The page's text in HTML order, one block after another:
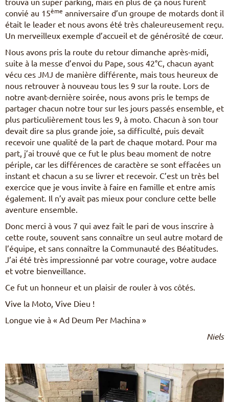
convié au 15ème anniversaire d’un groupe de motards dont il
était le leader et nous avons été très chaleureusement reçu.
Un merveilleux exemple d’accueil et de générosité de cœur.
Nous avons pris la route du retour dimanche après-midi,
suite à la messe d’envoi du Pape, sous 42°C, chacun ayant
vécu ces JMJ de manière différente, mais tous heureux de
nous retrouver à nouveau tous les 9 sur la route. Lors de
notre avant-dernière soirée, nous avons pris le temps de
partager chacun notre tour sur les jours passés ensemble, et
plus particulièrement tous les 9, à moto. Chacun à son tour
devait dire sa plus grande joie, sa difficulté, puis devait
recevoir une qualité de la part de chaque motard. Pour ma
part, j’ai trouvé que ce fut le plus beau moment de notre
périple, car les différences de caractère se sont effacées un
instant et chacun a su se livrer et recevoir. C’est un très bel
exercice que je vous invite à faire en famille et entre amis
également. Il n’y avait pas mieux pour conclure cette belle
aventure ensemble.
Donc merci à vous 7 qui avez fait le pari de vous inscrire à
cette route, souvent sans connaître un seul autre motard de
l’équipe, et sans connaître la Communauté des Béatitudes.
J’ai été très impressionné par votre courage, votre audace
et votre bienveillance.
Ce fut un honneur et un plaisir de rouler à vos côtés.
Vive la Moto, Vive Dieu !
Longue vie à « Ad Deum Per Machina »
Niels